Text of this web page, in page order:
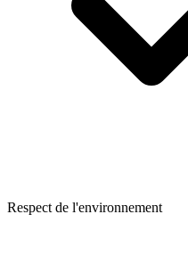
Respect de l'environnement